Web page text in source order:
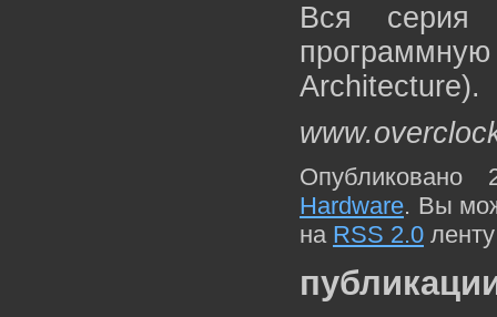
Вся серия
Architecture).
Hardware. Вы
на RSS 2.0